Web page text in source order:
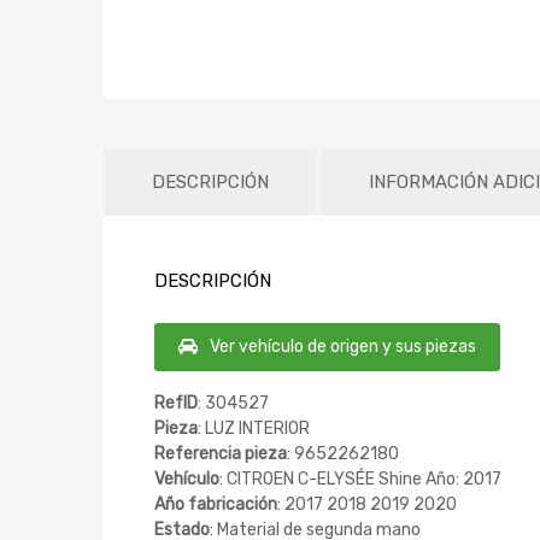
DESCRIPCIÓN INFORMACIÓN
DESCRIPCIÓN
Ver vehículo de origen y sus piezas
RefID: 304527
Pieza: LUZ INTERIOR
Referencia pieza: 9652262180
Vehículo: CITROEN C-ELYSÉE Shine Año: 2017
Año fabricación: 2017 2018 2019 2020
Estado: Material de segunda mano